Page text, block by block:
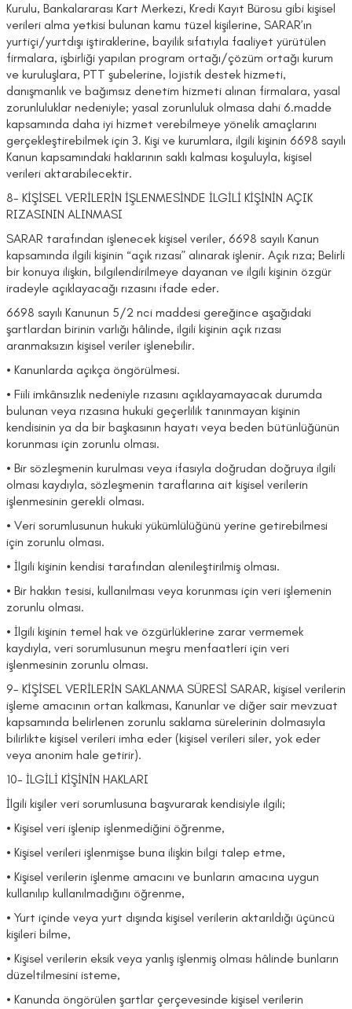
Kurulu, Bankalararası Kart Merkezi, Kredi Kayıt Bürosu gibi kişisel
verileri alma yetkisi bulunan kamu tüzel kişilerine, SARAR’ın
yurtiçi/yurtdışı iştiraklerine, bayilik sıfatıyla faaliyet yürütülen
firmalara, işbirliği yapılan program ortağı/çözüm ortağı kurum
ve kuruluşlara, PTT şubelerine, lojistik destek hizmeti,
danışmanlık ve bağımsız denetim hizmeti alınan firmalara, yasal
zorunluluklar nedeniyle; yasal zorunluluk olmasa dahi 6.madde
kapsamında daha iyi hizmet verebilmeye yönelik amaçlarını
gerçekleştirebilmek için 3. Kişi ve kurumlara, ilgili kişinin 6698 sayılı
Kanun kapsamındaki haklarının saklı kalması koşuluyla, kişisel
verileri aktarabilecektir.
8- KİŞİSEL VERİLERİN İŞLENMESİNDE İLGİLİ KİŞİNİN AÇIK
RIZASININ ALINMASI
SARAR tarafından işlenecek kişisel veriler, 6698 sayılı Kanun
kapsamında ilgili kişinin “açık rızası” alınarak işlenir. Açık rıza; Belirli
bir konuya ilişkin, bilgilendirilmeye dayanan ve ilgili kişinin özgür
iradeyle açıklayacağı rızasını ifade eder.
6698 sayılı Kanunun 5/2 nci maddesi gereğince aşağıdaki
şartlardan birinin varlığı hâlinde, ilgili kişinin açık rızası
aranmaksızın kişisel veriler işlenebilir.
• Kanunlarda açıkça öngörülmesi.
• Fiili imkânsızlık nedeniyle rızasını açıklayamayacak durumda
bulunan veya rızasına hukuki geçerlilik tanınmayan kişinin
kendisinin ya da bir başkasının hayatı veya beden bütünlüğünün
korunması için zorunlu olması.
• Bir sözleşmenin kurulması veya ifasıyla doğrudan doğruya ilgili
olması kaydıyla, sözleşmenin taraflarına ait kişisel verilerin
işlenmesinin gerekli olması.
• Veri sorumlusunun hukuki yükümlülüğünü yerine getirebilmesi
için zorunlu olması.
• İlgili kişinin kendisi tarafından alenileştirilmiş olması.
• Bir hakkın tesisi, kullanılması veya korunması için veri işlemenin
zorunlu olması.
• İlgili kişinin temel hak ve özgürlüklerine zarar vermemek
kaydıyla, veri sorumlusunun meşru menfaatleri için veri
işlenmesinin zorunlu olması.
9- KİŞİSEL VERİLERİN SAKLANMA SÜRESİ SARAR, kişisel verilerin
işleme amacının ortan kalkması, Kanunlar ve diğer sair mevzuat
kapsamında belirlenen zorunlu saklama sürelerinin dolmasıyla
bilirlikte kişisel verileri imha eder (kişisel verileri siler, yok eder
veya anonim hale getirir).
10- İLGİLİ KİŞİNİN HAKLARI
İlgili kişiler veri sorumlusuna başvurarak kendisiyle ilgili;
• Kişisel veri işlenip işlenmediğini öğrenme,
• Kişisel verileri işlenmişse buna ilişkin bilgi talep etme,
• Kişisel verilerin işlenme amacını ve bunların amacına uygun
kullanılıp kullanılmadığını öğrenme,
• Yurt içinde veya yurt dışında kişisel verilerin aktarıldığı üçüncü
kişileri bilme,
• Kişisel verilerin eksik veya yanlış işlenmiş olması hâlinde bunların
düzeltilmesini isteme,
• Kanunda öngörülen şartlar çerçevesinde kişisel verilerin